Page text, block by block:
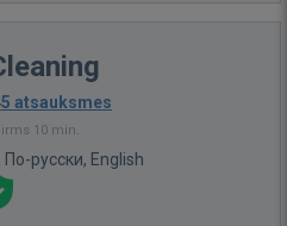
atsauksmes
10 min.
По-русски, English